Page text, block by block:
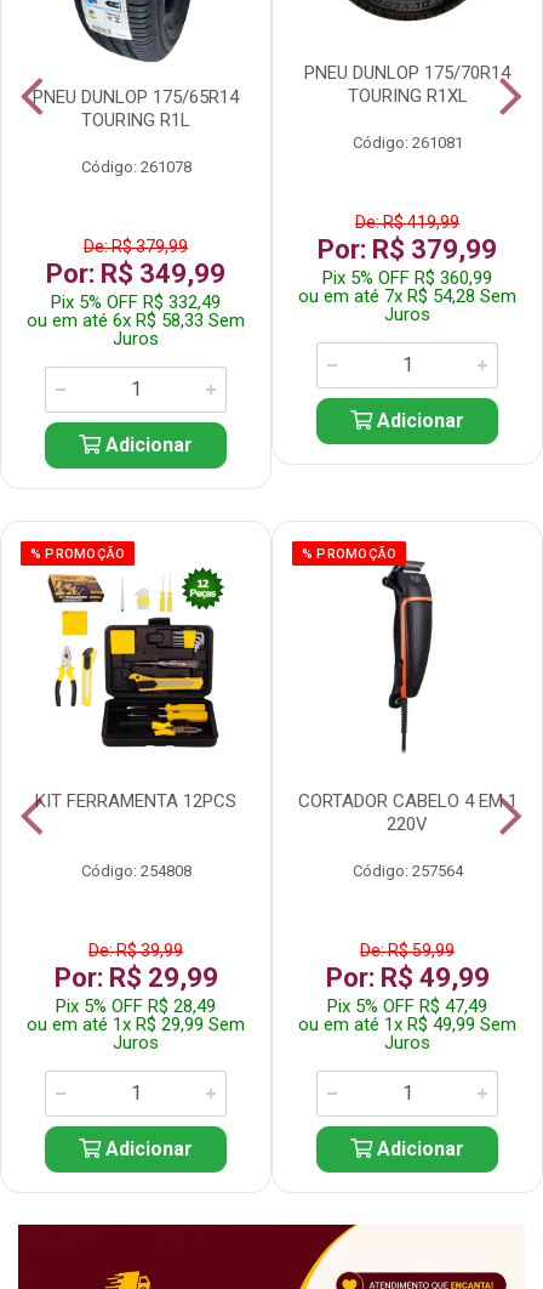
PNEU DUNLOP 175/65R14
TOURING R1L
Código: 261078
De: R$ 379,99
Por: R$ 349,99
Pix 5% OFF R$ 332,49
ou em até 6x R$ 58,33 Sem
Juros
Adicionar
PNEU DUNLOP 175/70R14
TOURING R1XL
Código: 261081
De: R$ 419,99
Por: R$ 379,99
Pix 5% OFF R$ 360,99
ou em até 7x R$ 54,28 Sem
Juros
Adicionar
% PROMOÇÃO
KIT FERRAMENTA 12PCS
Código: 254808
De: R$ 39,99
Por: R$ 29,99
Pix 5% OFF R$ 28,49
ou em até 1x R$ 29,99 Sem
Juros
Adicionar
% PROMOÇÃO
CORTADOR CABELO 4 EM 1
220V
Código: 257564
De: R$ 59,99
Por: R$ 49,99
Pix 5% OFF R$ 47,49
ou em até 1x R$ 49,99 Sem
Juros
Adicionar